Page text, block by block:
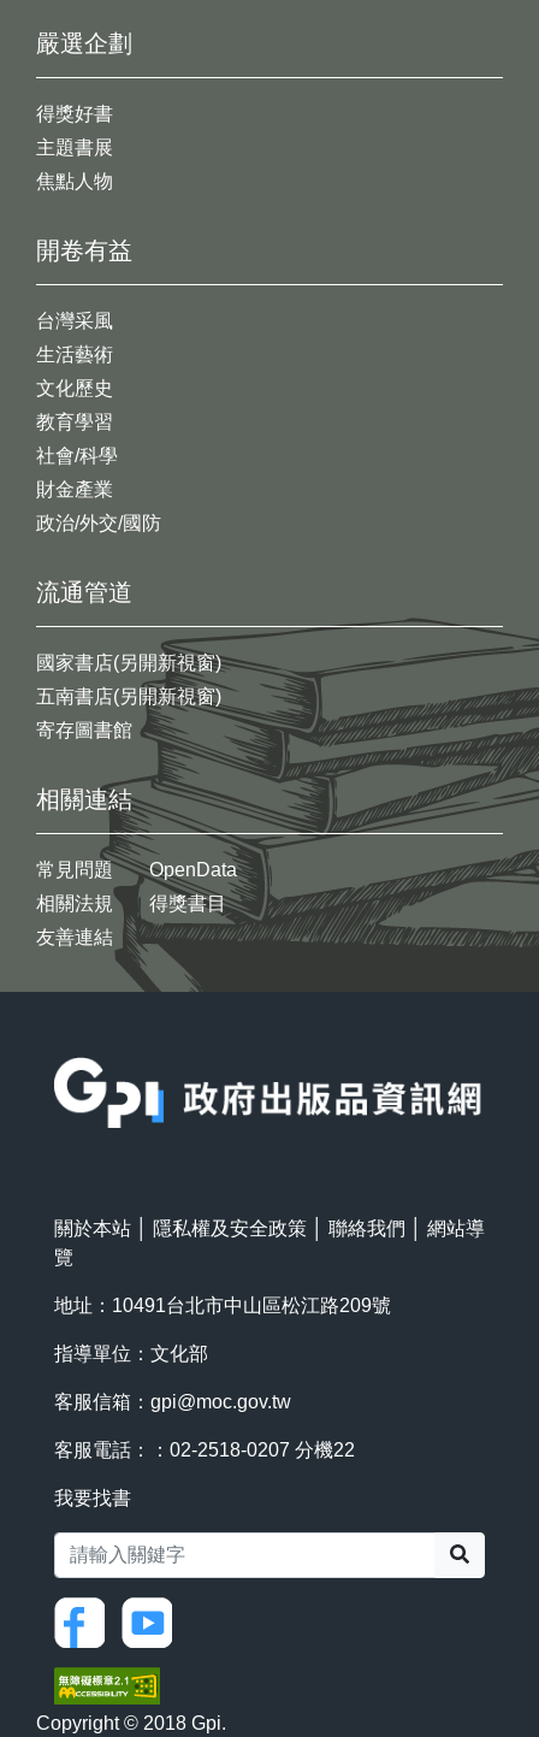
開卷有益
台灣采風
生活藝術
文化歷史
教育學習
社會/科學
財金產業
政治/外交/國防
嚴選企劃
得獎好書
主題書展
焦點人物
流通管道
國家書店(另開新視窗)
五南書店(另開新視窗)
寄存圖書館
相關連結
常見問題
相關法規
友善連結
OpenData
得獎書目
關於本站 隱私權及安全政策 聯絡我們
網站導
覽
地址：10491台北市中山區松江路209號
指導單位：文化部
客服信箱： gpi@moc.gov.tw
客服電話：：02-2518-0207 分機22
我要找書
Copyright © 2018 Gpi.